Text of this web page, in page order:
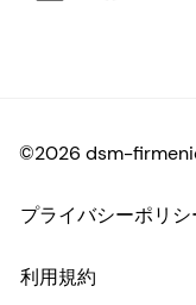
©2026 dsm-
プライバシーポリシ
利用規約